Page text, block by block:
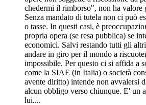
chedermi il rimborso", non ha valore
Senza mandato di tutela non ci può
o tasse. In questi casi, è
propria opera (se resa pubblica) se
economici. Salvi restando tutti gli
andare in giro per il mondo a
impossibile. Per questo ci si affida a
come la SIAE (in Italia) o società
avente diritto) intende non avvalersi
alcun obbligo verso chiunque. E' un
lui....